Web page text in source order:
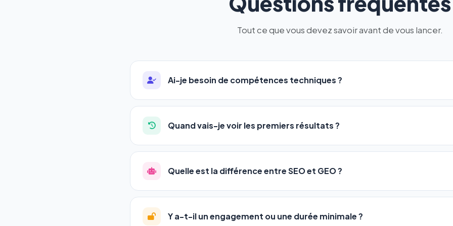
Tout ce que vous devez savoir avant de vous lancer.
Ai-je besoin de compétences techniques ?
Absolument pas. Notre logiciel a été conçu pour être accessible àtous les profils:
auto-entrepreneurs, PME ou agences. Pas de code, pas de configuration complexe —
l'adresse de votre site, décrivez votre activité, et le logiciel gère tout en automatique
Quand vais-je voir les premiers résultats ?
La plupart de nos utilisateurs observent une amélioration de leur positionnement en4
progression
votre tableau de bord.
Quelle est la différence entre SEO et GEO ?
LeSEO(Search Engine Optimization) vous positionne sur les moteurs classiques :
GEO(Generative Engine Optimization) va plus loin : il fait en sorte que les IA
Gemini et Perplexity
vous citent comme référence dans leurs réponses. Notre
Y a-t-il un engagement ou une durée minimale ?